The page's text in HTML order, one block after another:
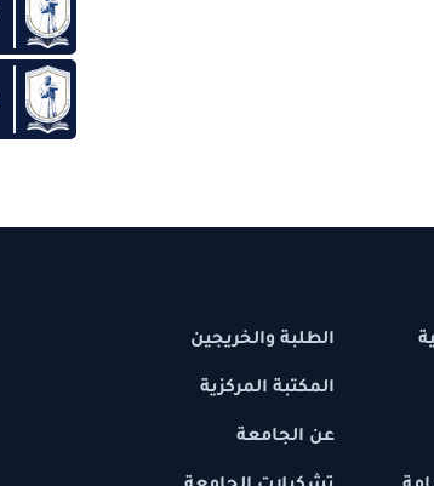
قسم
دليل
الطلبة والخريجين
المكتبة المركزية
عن الجامعة